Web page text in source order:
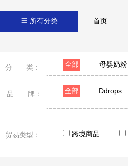
所有分类 首页
分 类： 全部 母婴奶粉
品 牌： 全部 Ddrops
贸易类型： 跨境商品